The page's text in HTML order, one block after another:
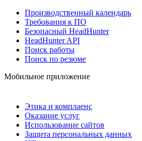
Производственный календарь
Требования к ПО
Безопасный HeadHunter
HeadHunter API
Поиск работы
Поиск по резюме
Мобильное приложение
Этика и комплаенс
Оказание услуг
Использование сайтов
Защита персональных данных